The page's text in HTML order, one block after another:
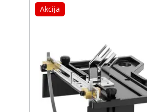
Akcija